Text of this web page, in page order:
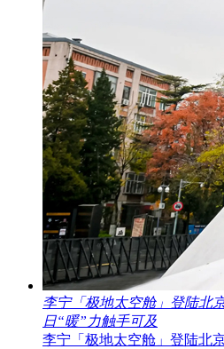
李宁「极地太空舱」登陆北
日“暖”力触手可及
李宁「极地太空舱」登陆北